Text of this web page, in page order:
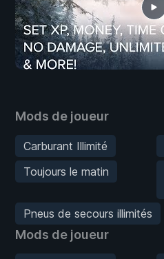
Mods de joueur
Carburant Illimité
Toujours le matin
Pneus de secours illimités
Mods de joueur